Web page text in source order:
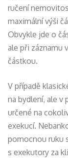
ručení
maximální výši
Obvykle jde o
ale při záznamu
částkou.
V případě
na bydlení, ale v
určené na
exekucí.
pomocnou ruku
s exekutory za